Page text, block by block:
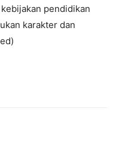
pendidikan
karakter dan